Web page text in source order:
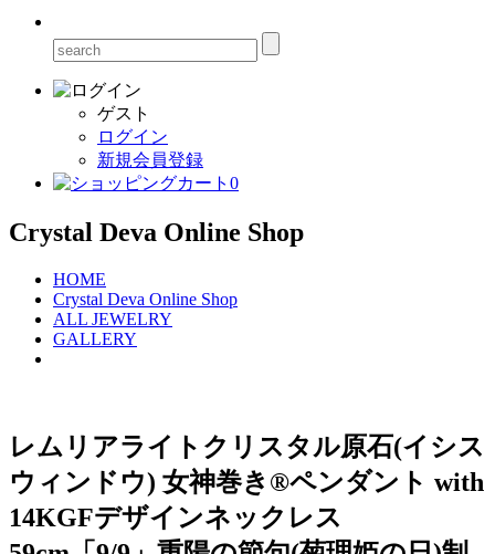
ゲスト
ログイン
新規会員登録
0
Crystal Deva Online Shop
HOME
Crystal Deva Online Shop
ALL JEWELRY
GALLERY
レムリアライトクリスタル原石(イシス
ウィンドウ) 女神巻き® ペンダント with
14KGFデザインネックレス